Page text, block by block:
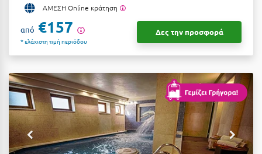
Ιεράπετρα
Ιθάκη
Ικαρία
Ίος
Ιωάννινα
ΑΜΕΣΗ Online κράτηση
από €157
* ελάχιστη τιμή περιόδου
Δες την προσφορά